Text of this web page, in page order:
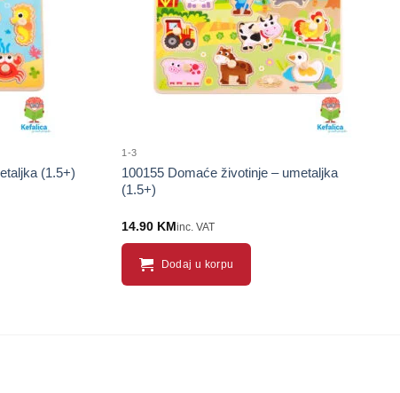
(1.5+)
1-3
100155 Domaće životinje – umetaljka
(1.5+)
14.90 KMinc. VAT
Dodaj u korpu